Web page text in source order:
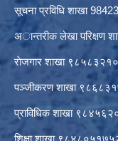
सूचना प्रविधि शाखा
अान्तरीक लेखा परिक्षण
राेजगार शाखा
पञ्जीकरण शाखा
प्राविधिक शाखा